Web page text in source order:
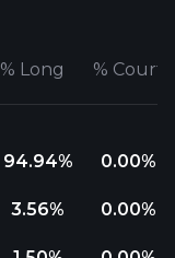
% Long % Court
94.94% 0.00%
3.56% 0.00%